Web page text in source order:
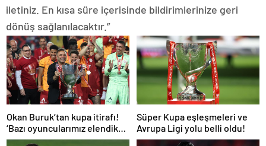
iletiniz. En kısa süre içerisinde bildirimlerinize geri
dönüş sağlanılacaktır.”
Okan Buruk’tan kupa itirafı!
‘Bazı oyuncularımız elendik
diye düşündü’
Süper Kupa eşleşmeleri ve
Avrupa Ligi yolu belli oldu!